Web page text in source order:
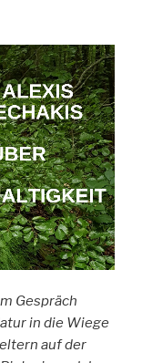
Gespräch
in die Wiege
auf der